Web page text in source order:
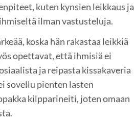
kuten kynsien leikkaus ja
ilman vastusteluja.
koska hän rakastaa leikkiä
opettavat, että ihmisiä ei
ja reipasta kissakaveria
sovellu pienten lasten
kilpparineiti, joten omaan